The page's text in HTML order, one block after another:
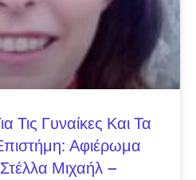
Τις Γυναίκες Και Τα
Αφιέρωμα
Μιχαήλ –